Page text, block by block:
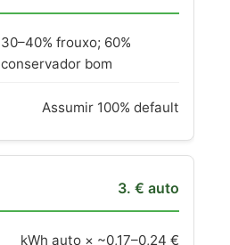
30–40% frouxo; 60%
conservador bom
Assumir 100% default
3. € auto
kWh auto × ~0,17–0,24 €